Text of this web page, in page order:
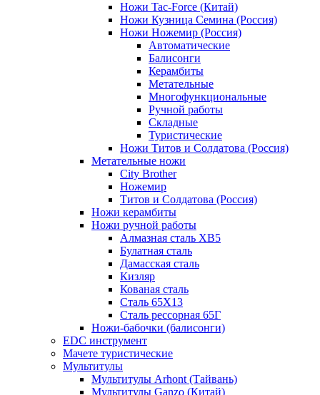
Ножи Tac-Force (Китай)
Ножи Кузница Семина (Россия)
Ножи Ножемир (Россия)
Автоматические
Балисонги
Керамбиты
Метательные
Многофункциональные
Ручной работы
Складные
Туристические
Ножи Титов и Солдатова (Россия)
Метательные ножи
City Brother
Ножемир
Титов и Солдатова (Россия)
Ножи керамбиты
Ножи ручной работы
Алмазная сталь ХВ5
Булатная сталь
Дамасская сталь
Кизляр
Кованая сталь
Сталь 65Х13
Сталь рессорная 65Г
Ножи-бабочки (балисонги)
EDC инструмент
Мачете туристические
Мультитулы
Мультитулы Arhont (Тайвань)
Мультитулы Ganzo (Китай)